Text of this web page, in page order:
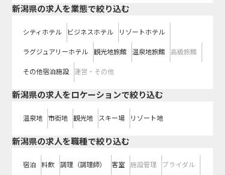
新潟県の求人を業態で絞り込む
シティホテル ビジネスホテル リゾートホテル
ラグジュアリーホテル 観光地旅館 温泉地旅館 高級旅館
その他宿泊施設 運営・その他
新潟県の求人をロケーションで絞り込む
温泉地 市街地 観光地 スキー場 リゾート地
新潟県の求人を職種で絞り込む
宿泊 料飲 調理（調理師） 客室 施設管理 ブライダル